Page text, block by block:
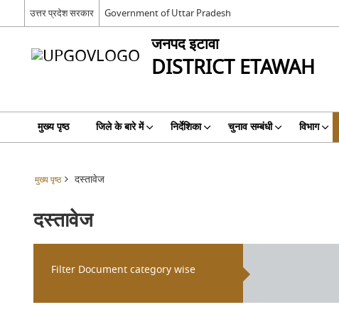
उत्तर प्रदेश सरकार Government of Uttar Pradesh
जनपद इटावा
DISTRICT ETAWAH
मुख्य पृष्ठ जिले के बारे में निर्देशिका चुनाव सम्बंधी विभाग
मुख्य पृष्ठ दस्तावेज
दस्तावेज
Filter Document category wise